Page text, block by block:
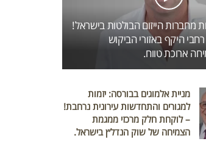
מחברות הייזום הבולטות בישראל!
היקף באזורי הביקוש
ארוכת טווח.
מניית אלמוגים בבורסה: יזמות
למגורים והתחדשות עירונית נרחבת!
– לוקחת חלק מרכזי ממגמת
הצמיחה של שוק הנדל״ן בישראל.